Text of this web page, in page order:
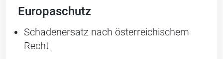
Europaschutz
Schadenersatz nach österreichischem
Recht